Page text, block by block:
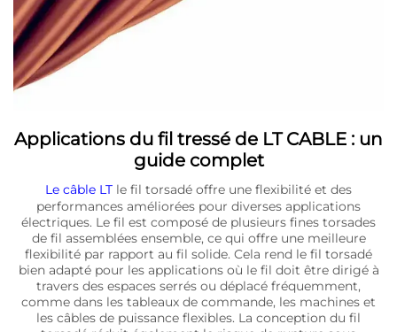
Applications du fil tressé de LT CABLE : un
guide complet
Le câble LT le fil torsadé offre une flexibilité et des
performances améliorées pour diverses applications
électriques. Le fil est composé de plusieurs fines torsades
de fil assemblées ensemble, ce qui offre une meilleure
flexibilité par rapport au fil solide. Cela rend le fil torsadé
bien adapté pour les applications où le fil doit être dirigé à
travers des espaces serrés ou déplacé fréquemment,
comme dans les tableaux de commande, les machines et
les câbles de puissance flexibles. La conception du fil